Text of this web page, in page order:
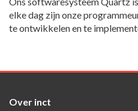
elke dag zijn onze
te ontwikkelen en te
Over inct